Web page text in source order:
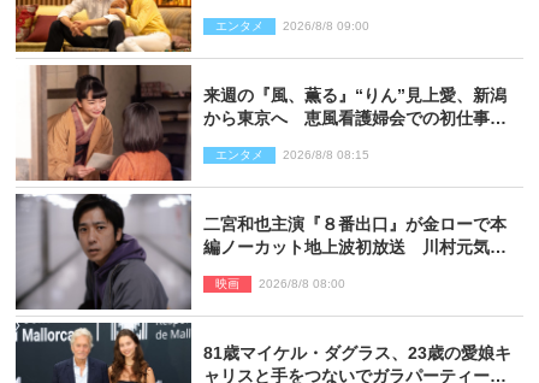
エンタメ 2026/8/8 09:00
来週の『風、薫る』“りん”見上愛、新潟
から東京へ 恵風看護婦会での初仕事に
エンタメ 2026/8/8 08:15
二宮和也主演『８番出口』が金ローで本
編ノーカット地上波初放送 川村元気監
映画 2026/8/8 08:00
81歳マイケル・ダグラス、23歳の愛娘キ
ャリスと手をつないでガラパーティーに